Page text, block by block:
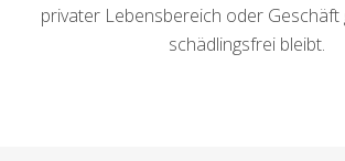
privater Lebensbereich oder Geschäft
schädlingsfrei bleibt.